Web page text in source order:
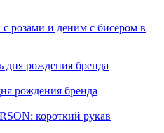
розами и деним с бисером в
рождения бренда